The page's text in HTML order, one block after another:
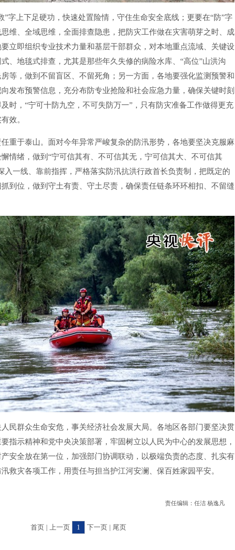
上下足硬功，快速处置险情，守住生命安全底线；更要在“防”字
思维、全域思维，全面排查隐患，把防灾工作做在灾害萌芽之时、成
立即组织专业技术力量和基层干部群众，对本地重点流域、关键设
、地毯式排查，尤其是那些年久失修的病险水库、“高位”山洪沟
等，做到不留盲区、不留死角；另一方面，各地要强化监测预警和
发布预警信息，充分布防专业抢险和社会应急力量，确保关键时刻
时，“宁可十防九空，不可失防万一”，只有防灾准备工作做得更充
效。
于泰山。面对今年异常严峻复杂的防汛形势，各地要坚决克服麻
情绪，做到“宁可信其有、不可信其无，宁可信其大、不可信其
入一线、靠前指挥，严格落实防汛抗洪行政首长负责制，把既定的
到位，做到守土有责、守土尽责，确保责任链条环环相扣、不留缝
群众生命安危，事关经济社会发展大局。各地区各部门要坚决贯
指示精神和党中央决策部署，牢固树立以人民为中心的发展思想，
安全放在第一位，加强部门协调联动，以极端负责的态度、扎实有
救灾各项工作，用责任与担当护江河安澜、保百姓家园平安。
责任编辑：任洁 杨逸凡
首页 | 上一页 1 下一页 | 尾页